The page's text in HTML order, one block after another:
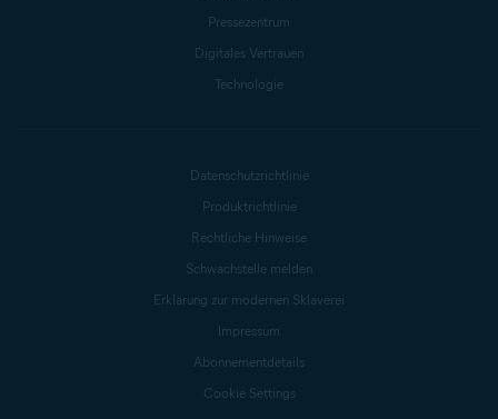
Pressezentrum
Digitales Vertrauen
Technologie
Datenschutzrichtlinie
Produktrichtlinie
Rechtliche Hinweise
Schwachstelle melden
Erklärung zur modernen Sklaverei
Impressum
Abonnementdetails
Cookie Settings